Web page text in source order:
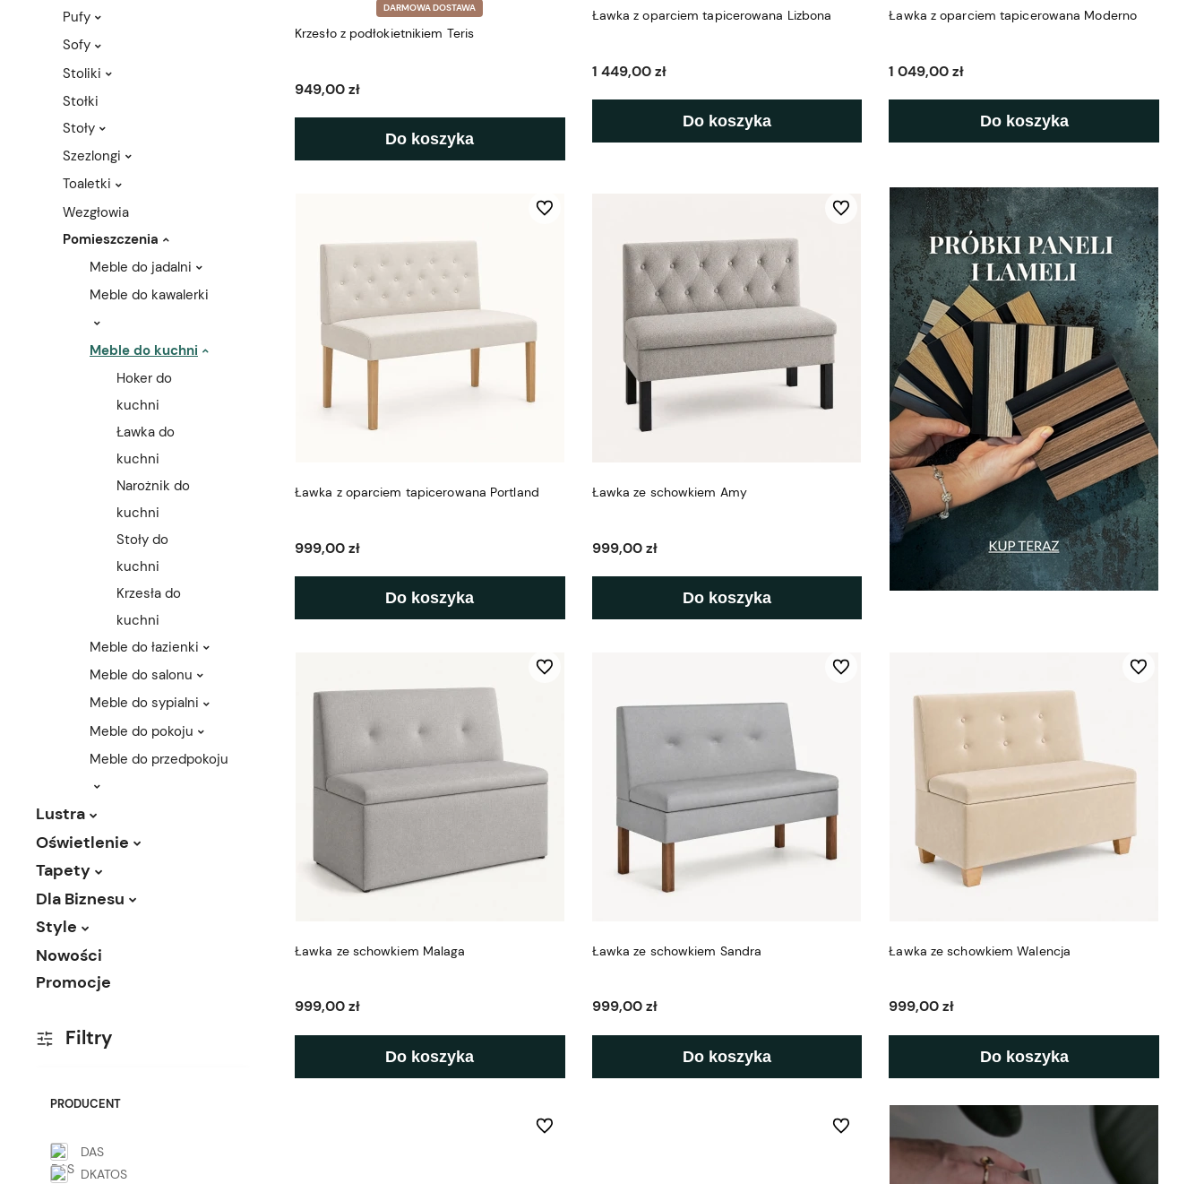
Pufy
Sofy
Stoliki
Stołki
Stoły
Szezlongi
Toaletki
Wezgłowia
Pomieszczenia
Meble do jadalni
Meble do kawalerki
Meble do kuchni
Hoker do
kuchni
Ławka do
kuchni
Narożnik do
kuchni
Stoły do
kuchni
Krzesła do
kuchni
Meble do łazienki
Meble do salonu
Meble do sypialni
Meble do pokoju
Meble do przedpokoju
Lustra
Oświetlenie
Tapety
Dla Biznesu
Style
Nowości
Promocje
Filtry
PRODUCENT
DAS
DKATOS
DARMOWA DOSTAWA
Krzesło z podłokietnikiem Teris
949,00 zł
Do koszyka
Ławka z oparciem tapicerowana Lizbona
1 449,00 zł
Do koszyka
Ławka z oparciem tapicerowana Moderno
1 049,00 zł
Do koszyka
Ławka z oparciem tapicerowana Portland
999,00 zł
Do koszyka
Do ulubionych
Ławka ze schowkiem Amy
999,00 zł
Do koszyka
Do ulubionych
Ławka ze schowkiem Malaga
999,00 zł
Do koszyka
Do ulubionych
Ławka ze schowkiem Sandra
999,00 zł
Do koszyka
Do ulubionych
Ławka ze schowkiem Walencja
999,00 zł
Do koszyka
Do ulubionych
Do ulubionych Do ulubionych